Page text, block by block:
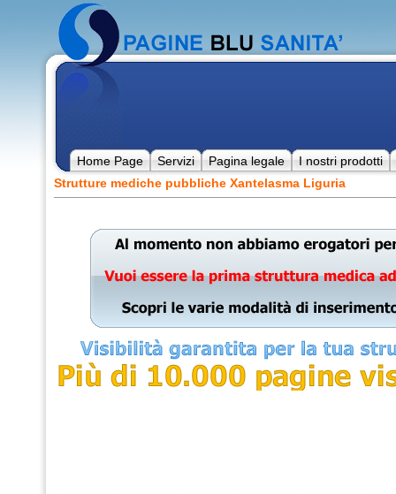
Home Page Servizi Pagina legale
I nostri prodotti
Strutture mediche pubbliche Xantelasma Liguria